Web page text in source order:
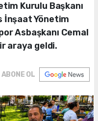
Kurulu Başkanı
İnşaat Yönetim
Asbaşkanı Cemal
araya geldi.
ABONE OL